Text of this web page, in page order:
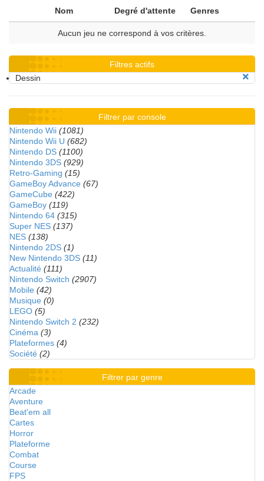
Nom Degré d'attente Genres
Aucun jeu ne correspond à vos critères.
Filtres actifs
Dessin
Filtrer par console
Nintendo Wii (1081)
Nintendo Wii U (682)
Nintendo DS (1100)
Nintendo 3DS (929)
Retro-Gaming (15)
GameBoy Advance (67)
GameCube (422)
GameBoy (119)
Nintendo 64 (315)
Super NES (137)
NES (138)
Nintendo 2DS (1)
New Nintendo 3DS (11)
Actualité (111)
Nintendo Switch (2907)
Mobile (42)
Musique (0)
LEGO (5)
Nintendo Switch 2 (232)
Cinéma (3)
Plateformes (4)
Société (2)
Filtrer par genre
Arcade
Aventure
Beat'em all
Cartes
Horror
Plateforme
Combat
Course
FPS